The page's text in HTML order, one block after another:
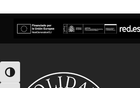
Alternar alto contraste